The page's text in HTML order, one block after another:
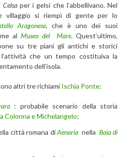
per i gelsi che l’abbellivano. Nel
villaggio si riempì di gente per lo
Aragonese, che è uno dei suoi
al Museo del Mare. Quest’ultimo,
su tre piani gli antichi e storici
che un tempo costituiva la
dell’isola.
altri tre richiami Ischia Ponte:
: probabile scenario della storia
Colonna e Michelangelo;
città romana diAenaria nella Baia di